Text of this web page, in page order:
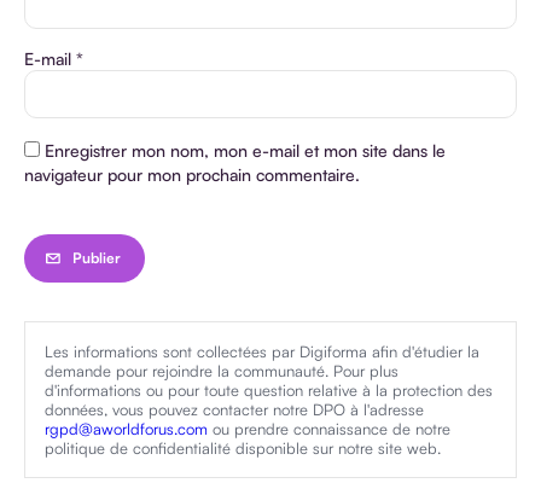
E-mail *
Enregistrer mon nom, mon e-mail et mon site dans le
navigateur pour mon prochain commentaire.
Les informations sont collectées par Digiforma afin d'étudier la
demande pour rejoindre la communauté. Pour plus
d'informations ou pour toute question relative à la protection des
données, vous pouvez contacter notre DPO à l'adresse
rgpd@aworldforus.com ou prendre connaissance de notre
politique de confidentialité disponible sur notre site web.